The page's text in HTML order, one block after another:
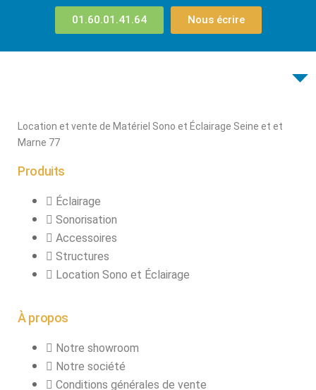
01.60.01.41.64 Nous écrire
Location et vente de Matériel Sono et Éclairage Seine et et
Marne 77
Produits
Éclairage
Sonorisation
Accessoires
Structures
Location Sono et Éclairage
À propos
Notre showroom
Notre société
Conditions générales de vente